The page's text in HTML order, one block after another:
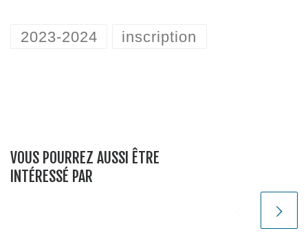
2023-2024 inscription
VOUS POURREZ AUSSI ÊTRE
INTÉRESSÉ PAR